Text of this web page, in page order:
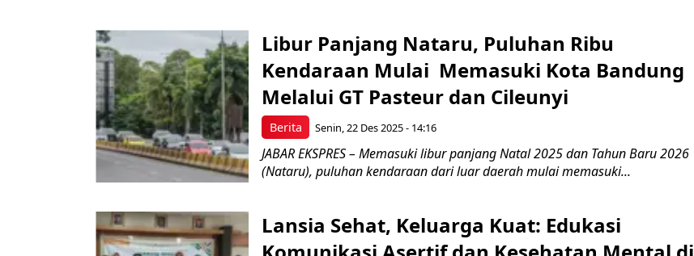
Berita
Libur Panjang Nataru, Puluhan Ribu
Kendaraan Mulai Memasuki Kota Bandung
Melalui GT Pasteur dan Cileunyi
Senin, 22 Des 2025 - 14:16
JABAR EKSPRES – Memasuki libur panjang Natal 2025 dan Tahun Baru 2026
(Nataru), puluhan kendaraan dari luar daerah mulai memasuki...
Lansia Sehat, Keluarga Kuat: Edukasi